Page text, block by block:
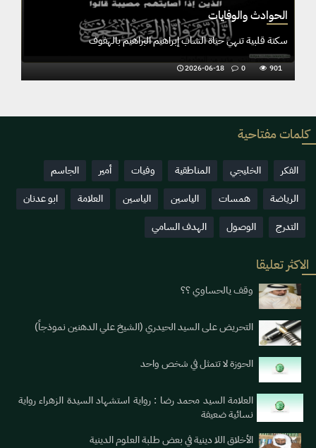
الحوادث والوفايات
سكتة قلبية تنهي حياة الشاب إبراهيم البراهيم بالهفوف
2026-06-18 0 901
كلمات مفتاحية
الفكر الخليجي المناطقية وفيات أمير
الجاسم
الرياضة
همسات الياسين الياسين العلامة
ابو عدنان
التدرج
الوصول الهدف السامي
الاكثر تعليقا
وقف يالحساوي ؟؟
التحريض على السيد الحيدري (الشيخ علي الدهنين نموذجاً)
الحوزة لا تتمثل في شخص واحد
العلامة السيد محمد رضا : رواية استشهاد السيدة الزهراء رواية
نسائية ضعيفة
الأخلاق اللا دينية في بعض طلبة العلوم الدينية